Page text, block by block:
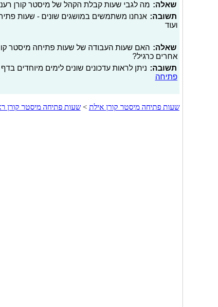
שאלה: מה לגבי שעות קבלת הקהל של מיסטר קורן
תשובה: אנחנו משתמשים במושגים שונים - שעות
ועוד
שאלה: האם שעות העבודה של שעות פתיחה מיסטר קורן
אחרים כרגיל?
תשובה: ניתן לראות עדכונים שונים לימים מיוחדים
פתיחה
שעות פתיחה מיסטר קורן אילת >שעות פתיחה מיסטר קורן